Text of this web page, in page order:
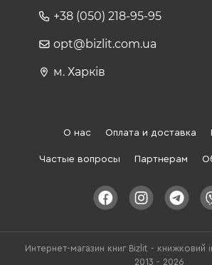
+38 (050) 218-95-95
opt@bizlit.com.ua
м. Харків
О нас Оплата и доставка
Частые вопросы Партнерам
Интернет-магазин книг Bizlit - книжковий
2013 - 2026